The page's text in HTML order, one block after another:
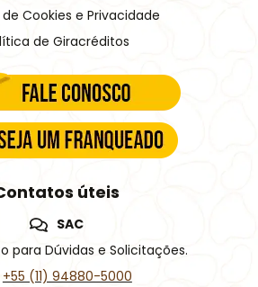
Cookies e Privacidade
de Giracréditos
úteis
SAC
para Dúvidas e Solicitações.
+55 (11) 94880-5000